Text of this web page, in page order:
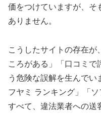
価をつけていますが、そ
ありません。
こうしたサイトの存在が
ころがある」「口コミで
う危険な誤解を生んでい
フヤミ ランキング」「
すべて、違法業者への送